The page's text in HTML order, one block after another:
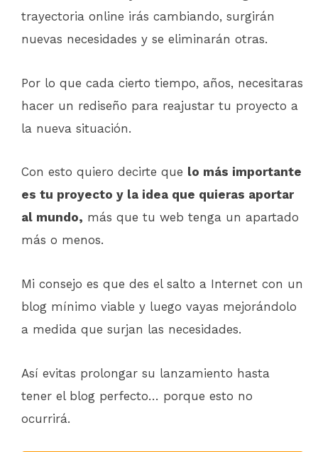
trayectoria online irás cambiando, surgirán
nuevas necesidades y se eliminarán otras.
Por lo que cada cierto tiempo, años, necesitaras
hacer un rediseño para reajustar tu proyecto a
la nueva situación.
Con esto quiero decirte que lo más importante
es tu proyecto y la idea que quieras aportar
al mundo, más que tu web tenga un apartado
más o menos.
Mi consejo es que des el salto a Internet con un
blog mínimo viable y luego vayas mejorándolo
a medida que surjan las necesidades.
Así evitas prolongar su lanzamiento hasta
tener el blog perfecto… porque esto no
ocurrirá.